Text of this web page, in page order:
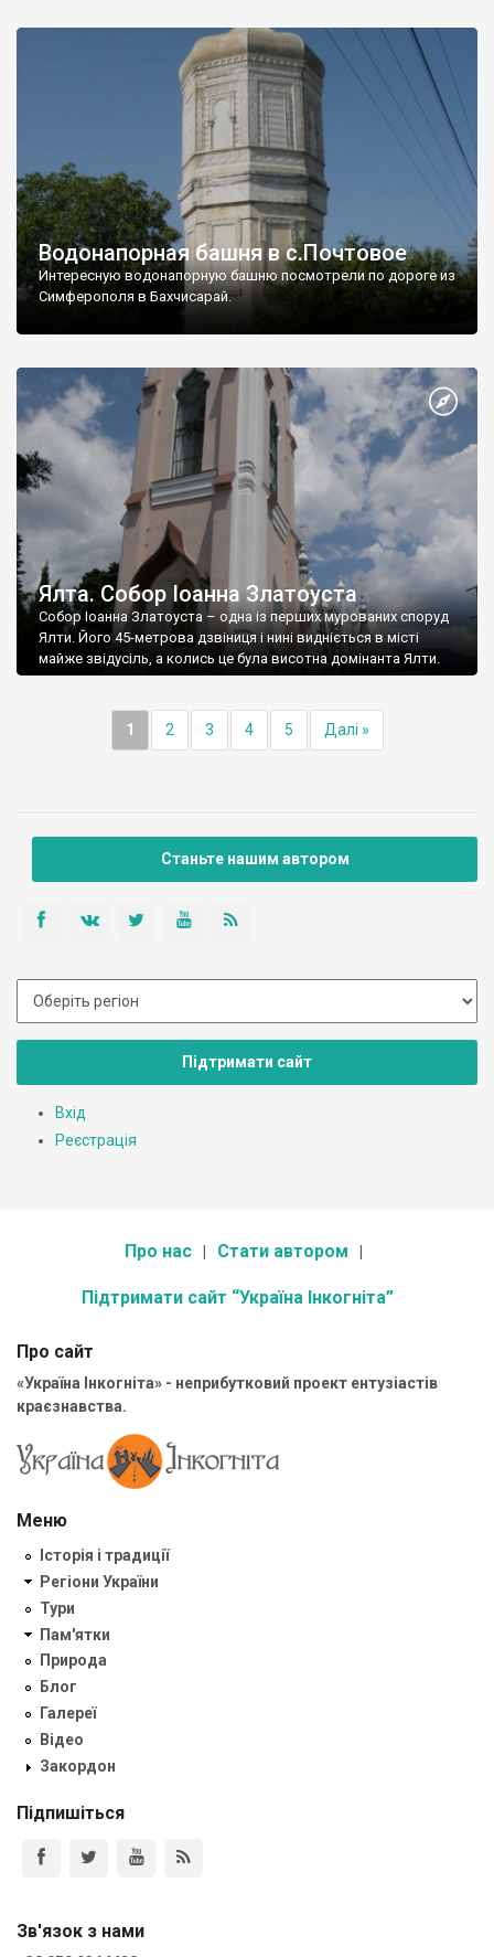
Водонапорная башня в с.Почтовое
Интересную водонапорную башню посмотрели по дороге из
Симферополя в Бахчисарай.
Ялта. Собор Іоанна Златоуста
Собор Іоанна Златоуста – одна із перших мурованих споруд
Ялти. Його 45-метрова дзвіниця і нині видніється в місті
майже звідусіль, а колись це була висотна домінанта Ялти.
1 2 3 4 5 Далі »
Станьте нашим автором
Підтримати сайт
Вхід
Реєстрація
Про нас Стати автором
Підтримати сайт “Україна Інкогніта”
Про сайт
«Україна Інкогніта» - неприбутковий проект ентузіастів
краєзнавства.
Меню
Історія і традиції
Регіони України
Тури
Пам'ятки
Природа
Блог
Галереї
Відео
Закордон
Підпишіться
Зв'язок з нами